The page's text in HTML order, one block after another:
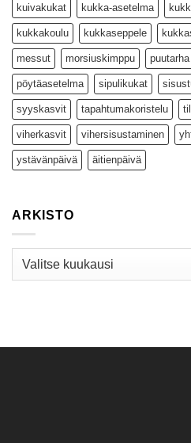
kuivakukat kukka-asetelma
kukkakoulu kukkaseppele
messut morsiuskimppu puutarha
pöytäasetelma sipulikukat
syyskasvit tapahtumakoristelu
viherkasvit vihersisustaminen
ystävänpäivä äitienpäivä
ARKISTO
Arkisto